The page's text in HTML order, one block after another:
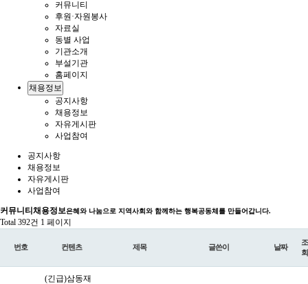
커뮤니티
후원·자원봉사
자료실
동별 사업
기관소개
부설기관
홈페이지
채용정보
공지사항
채용정보
자유게시판
사업참여
공지사항
채용정보
자유게시판
사업참여
커뮤니티 채용정보은혜와 나눔으로 지역사회와 함께하는 행복공동체를 만들어갑니다.
Total 392건 1 페이지
번호 컨텐츠 제목 글쓴이 날짜
조
회
(긴급)삼동재